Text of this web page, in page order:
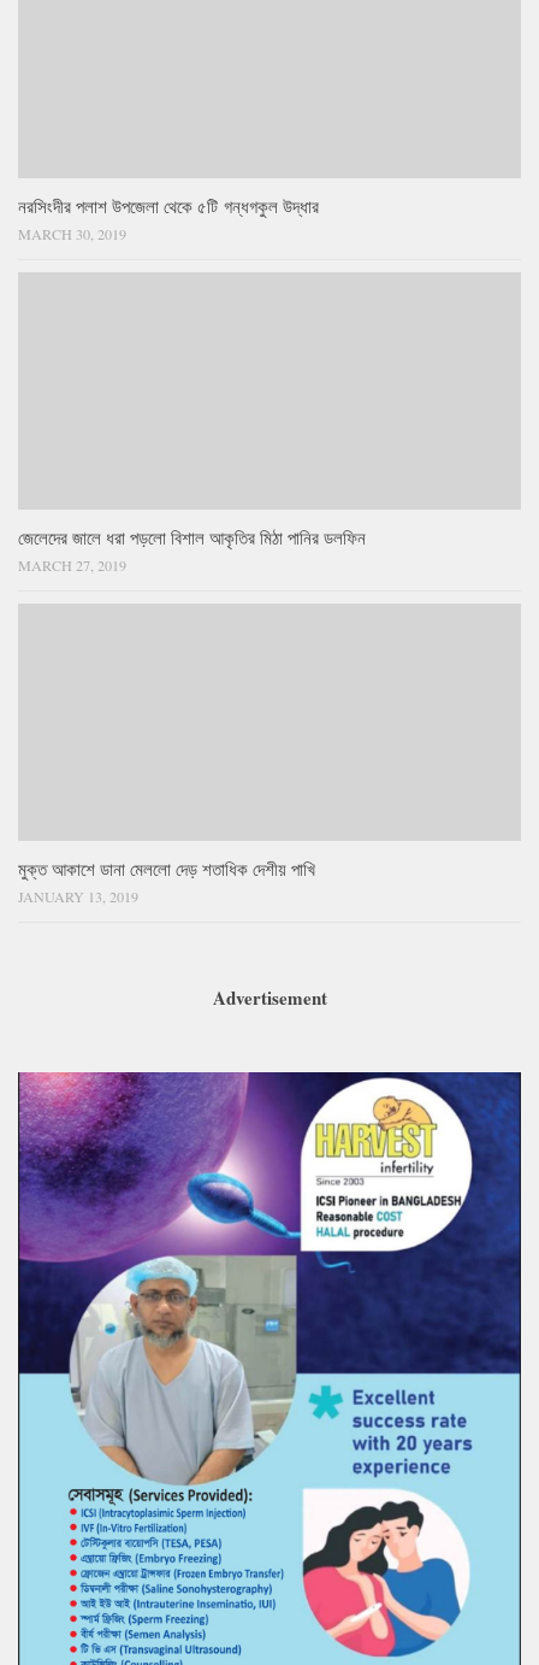
নরসিংদীর পলাশ উপজেলা থেকে ৫টি গন্ধগকুল উদ্ধার
MARCH 30, 2019
জেলেদের জালে ধরা পড়লো বিশাল আকৃতির মিঠা পানির ডলফিন
MARCH 27, 2019
মুক্ত আকাশে ডানা মেললো দেড় শতাধিক দেশীয় পাখি
JANUARY 13, 2019
Advertisement